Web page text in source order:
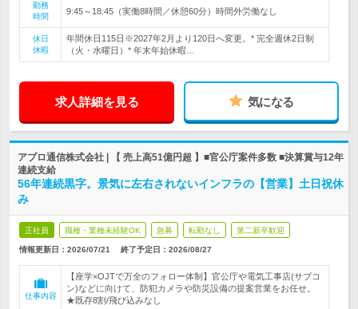
勤務
時間
9:45～18:45（実働8時間／休憩60分）時間外労働なし
休日
休暇
年間休日115日※2027年2月より120日へ変更。* 完全週休2日制
（火・水曜日）* 年末年始休暇…
求人詳細を見る 気になる
アプロ通信株式会社 | 【 売上高51億円超 】■官公庁案件多数 ■決算賞与12年
連続支給
56年連続黒字。景気に左右されないインフラの【営業】土日祝休
み
正社員 職種・業種未経験OK 急募 転勤なし 第二新卒歓迎
情報更新日：2026/07/21 終了予定日： 2026/08/27
仕事内容
【座学×OJTで万全のフォロー体制】官公庁や電気工事店(サブコ
ン)などに向けて、防犯カメラや防災設備の提案営業をお任せ。
★既存8割/飛び込みなし